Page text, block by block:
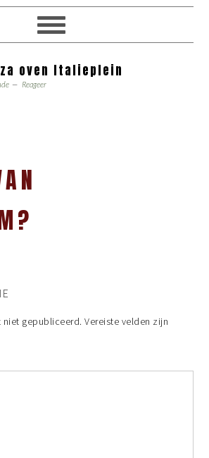
oven Italieplein
Reageer
gepubliceerd. Vereiste velden zijn